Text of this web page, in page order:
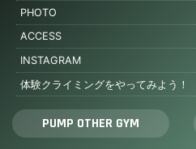
PHOTO
ACCESS
INSTAGRAM
体験クライミングをやってみよう！
PUMP OTHER GYM